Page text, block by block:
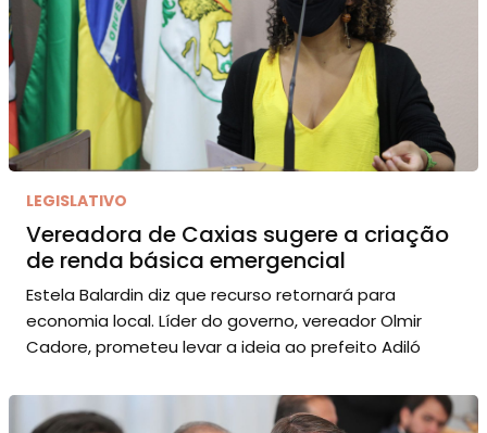
LEGISLATIVO
Vereadora de Caxias sugere a criação
de renda básica emergencial
Estela Balardin diz que recurso retornará para
economia local. Líder do governo, vereador Olmir
Cadore, prometeu levar a ideia ao prefeito Adiló